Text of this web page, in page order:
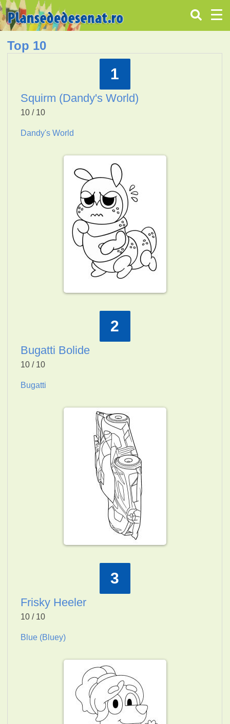
Top 10
1
Squirm (Dandy's World)
10 / 10
Dandy's World
2
Bugatti Bolide
10 / 10
Bugatti
3
Frisky Heeler
10 / 10
Blue (Bluey)